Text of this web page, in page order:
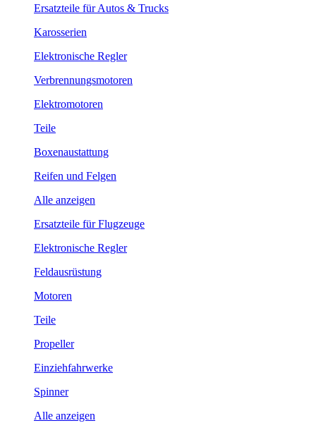
Ersatzteile für Autos & Trucks
Karosserien
Elektronische Regler
Verbrennungsmotoren
Elektromotoren
Teile
Boxenaustattung
Reifen und Felgen
Alle anzeigen
Ersatzteile für Flugzeuge
Elektronische Regler
Feldausrüstung
Motoren
Teile
Propeller
Einziehfahrwerke
Spinner
Alle anzeigen